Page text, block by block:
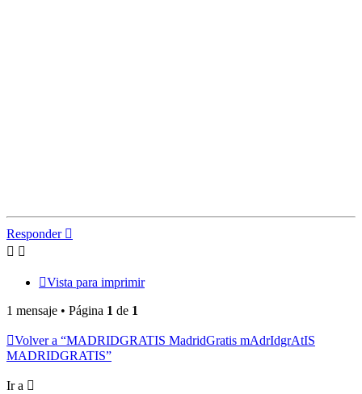
Responder
Vista para imprimir
1 mensaje • Página 1 de 1
Volver a “MADRIDGRATIS MadridGratis mAdrIdgrAtIS
MADRIDGRATIS”
Ir a